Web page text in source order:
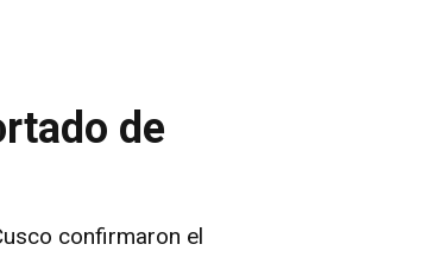
de
confirmaron el